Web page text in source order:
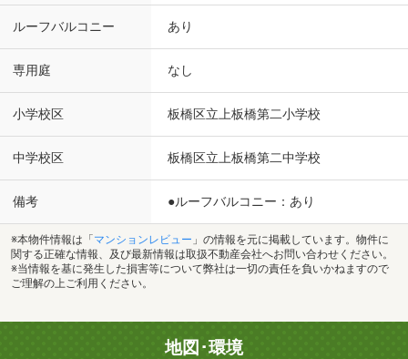
ルーフバルコニー あり
専用庭 なし
小学校区 板橋区立上板橋第二小学校
中学校区 板橋区立上板橋第二中学校
備考 ●ルーフバルコニー：あり
※本物件情報は「 マンションレビュー 」の情報を元に掲載しています。物件に
関する正確な情報、及び最新情報は取扱不動産会社へお問い合わせください。
※当情報を基に発生した損害等について弊社は一切の責任を負いかねますので
ご理解の上ご利用ください。
地図･環境